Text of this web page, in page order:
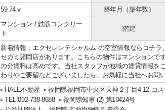
59.74㎡ 築年月（築年数）
マンション / 鉄筋コンクリー
ト
階建
新着情報：エクセレンテシャルム の空室情報ならコチ
セガミ諸岡店があります。こちらの物件はマンションで
の分賃料は高めです。当社スタッフが地域の賃貸情報を
わりやご要望などございましたら、お気軽に当社へお問
HALE不動産
福岡県福岡市中央区天神２丁目4-12 コ
TEL:092-738-8688
福岡県知事 (2) 第19424号